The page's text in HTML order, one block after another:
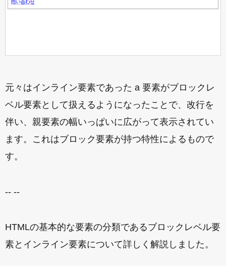
元々はインライン要素であった a 要素がブロックレ
ベル要素として扱えるようになったことで、改行を
伴い、親要素の幅いっぱいに広がって表示されてい
ます。これはブロック要素が持つ特性によるもので
す。
-- --
HTMLの基本的な要素の分類であるブロックレベル要
素とインライン要素について詳しく解説しました。